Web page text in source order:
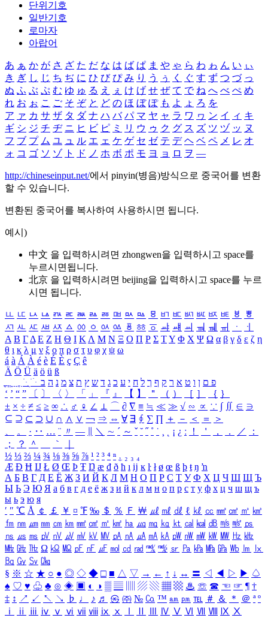
단위기호
일반기호
로마자
아랍어
あ ぁ か が さ ざ た だ な は ば ぱ ま や ゃ ら わ ゎ ん い ぃ
き ぎ し じ ち ぢ に ひ び ぴ み り う ぅ く ぐ す ず つ づ っ
ぬ ふ ぶ ぷ む ゆ ゅ る え ぇ け げ せ ぜ て で ね へ べ ぺ め
れ お ぉ こ ご そ ぞ と ど の ほ ぼ ぽ も よ ょ ろ を
ア ァ カ サ ザ タ ダ ナ ハ バ パ マ ヤ ャ ラ ワ ヮ ン イ ィ キ
ギ シ ジ チ ヂ ニ ヒ ビ ピ ミ リ ウ ゥ ク グ ス ズ ツ ヅ ッ ヌ
フ ブ プ ム ユ ュ ル エ ェ ケ ゲ セ ゼ テ デ ヘ ベ ペ メ レ オ
ォ コ ゴ ソ ゾ ト ド ノ ホ ボ ポ モ ヨ ョ ロ ヲ ―
http://chineseinput.net/에서 pinyin(병음)방식으로 중국어를 변환
할 수 있습니다.
변환된 중국어를 복사하여 사용하시면 됩니다.
예시)
中文 을 입력하시려면 zhongwen을 입력하시고 space를
누르시면됩니다.
北京 을 입력하시려면 beijing을 입력하시고 space를 누르
시면 됩니다.
ㅥ ㅦ ㅧ ㅨ ㅩ ㅪ ㅫ ㅬ ㅭ ㅮ ㅯ ㅰ ㅱ ㅲ ㅳ ㅴ ㅵ ㅶ ㅷ ㅸ
ㅹ
ㅺ ㅻ ㅼ ㅽ ㅾ ㅿ ㆀ ㆁ ㆂ ㆃ ㆄ ㆅ ㆆ ㆇ ㆈ ㆉ ㆊ ㆋ ㆌ ㆍ
ㆎ
Α Β ΓΔ Ε Ζ Η Θ Ι ΚΛ Μ Ν Ξ Ο Π Ρ Σ ΤΥ Φ Χ Ψ Ω α β γ δ ε ζ η
θ ι κ λ μ ν ξ ο π ρ σ τ υ φ χ ψ ω
á à Á À é è É È ç Ç ê
Ä Ö Ü ä ö ü ß
ִֶֹ ֻּ ׁׂ פ ם ן ו ט א ר ק ף ך ל ח י ע כ ג ד ש ץ ת צ מ נ ה ב
‘ ’ “ ” 〔 〕 〈 〉 「 」 『 』 【 】 ＂ （ ） ［ ］ ｛ ｝
± × ÷ ≠ ≤ ≥ ∞ ∴ ♂ ♀ ∠ ⊥ ⌒ ∂ ∇ ≡ ≒ ≪ ≫ √ ∽ ∝ ∵ ∫ ∬ ∈ ∋
⊆ ⊇ ⊂ ⊃ ∪ ∩ ∧ ∨ ￢ ⇒ ⇔ ∀ ∃ ∮ ∑ ∏ ＋ － ＜ ＝
＞
、
。 · ‥ … ¨ 〃 ― ＼ ∼ ´ ～ ˇ ˘ ˝ ˚ ˙ ¸ ¡ ¿ ː ！ ＇ ， ． ／
：
；
？ ＾ ｀
½ ⅓ ⅔ ¼ ¾ ⅛ ⅜ ⅝ ⅞ ¹ ² ³ ⁴ ⁿ ₁ ₂ ₃ ₄
Æ Ð Ħ Ĳ Ł Ø Œ Þ Ŧ Ŋ æ đ ð ħ ı ĳ ĸ ŀ ł ø œ ß þ ŧ ŋ ŉ
А Б В Г Д Е Ё Ж З И Й К Л М Н О П Р С Т У Ф Х Ц Ч Ш Щ Ъ
Ы Ь Э Ю Я а б в г д е ё ж з и й к л м н о п р с т у ф х ц ч ш щ ъ
ы ь э ю я
′ ″ ℃ Å ￠ ￡ ￥ ¤ ℉ ‰ ＄ ％ Ｆ ￦ ㎕ ㎖ ㎗ ℓ ㎘ ㏄ ㎣ ㎤ ㎥ ㎦
㎙ ㎚ ㎛ ㎜ ㎝ ㎞ ㎟ ㎠ ㎡ ㎢ ㏊ ㎍ ㎎ ㎏ ㏏ ㎈ ㎉ ㏈ ㎧ ㎨ ㎰
㎱ ㎲ ㎳ ㎴ ㎵ ㎶ ㎷ ㎸ ㎹ ㎀ ㎁ ㎂ ㎃ ㎄ ㎺ ㎻ ㎽ ㎾ ㎿ ㎐ ㎑
㎒ ㎓ ㎔ Ω ㏀ ㏁ ㎊ ㎋ ㎌ ㏖ ㏅ ㎭ ㎮ ㎯ ㏛ ㎩ ㎪ ㎫ ㎬ ㏝ ㏐
㏓
㏃ ㏉ ㏜ ㏆
§ ※ ☆ ★ ○ ● ◎ ◇ ◆ □ ■ △ ▽ → ← ↑ ↓ ↔ 〓 ◁ ◀ ▷ ▶ ♤
♠ ♡ ♥ ♧ ♣ ⊙ ◈ ▣ ◐ ◑ ▒ ▤ ▨ ▧ ▦ ▩ ♨ ☏ ☎ ☜ ☞ ¶ †
‡ ↕ ↗ ↙ ↖ ↘ ♭ ♩ ♪ ♬ ㉿ ㈜ № ㏇ ™ ㏂ ㏘ ℡ ＃ ＆ ＊ ＠ ª º
ⅰ
ⅱ ⅲ ⅳ ⅴ ⅵ ⅶ ⅷ ⅸ ⅹ Ⅳ Ⅴ Ⅵ Ⅶ Ⅷ Ⅸ Ⅹ